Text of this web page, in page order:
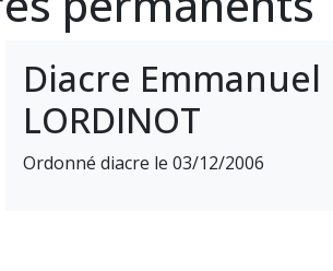
Diacre Emmanuel
LORDINOT
Ordonné diacre le 03/12/2006